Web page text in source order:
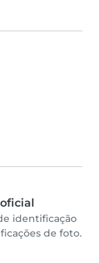
identificação
de foto.